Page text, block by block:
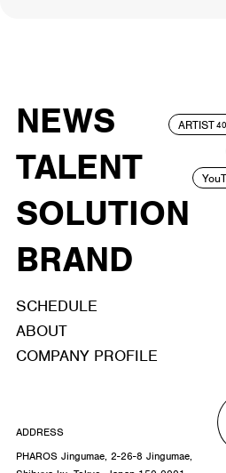
NEWS
TALENT
SOLUTION
BRAND
ARTIST40
SCHEDULE
ABOUT
COMPANY PROFILE
ADDRESS
PHAROS Jingumae, 2-26-8 Jingumae,